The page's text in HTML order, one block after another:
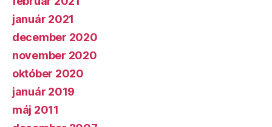
január 2021
december 2020
november 2020
október 2020
január 2019
máj 2011